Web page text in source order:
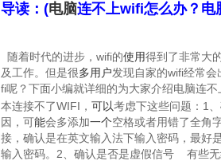
导读：(电脑连不上wifi怎么办？电
随着时代的进步，wifi的使用得到了非常大
及工作。但是很多用户发现自家的wifi经常
fi呢？下面小编就详细的为大家介绍电脑连不
本连接不了WIFI， 可以考虑下这些问题：1
因，可能会多添加一个空格或者用错了全角
接，确认是在英文输入法下输入密码，最好
输入密码。2、确认是否是虚假信号 有些无